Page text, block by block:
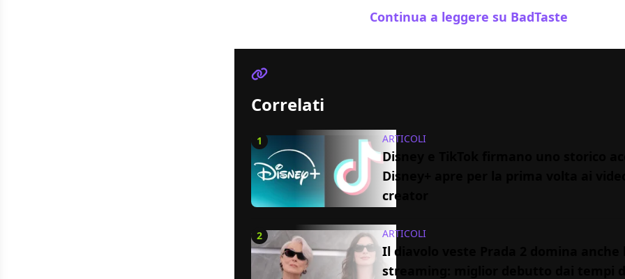
Continua a leggere su BadTaste
Correlati
1 ARTICOLI
Disney e TikTok firmano uno storico
Disney+ apre per la prima volta ai
creator
2 ARTICOLI
Il diavolo veste Prada 2 domina anche
streaming: miglior debutto dai tempi